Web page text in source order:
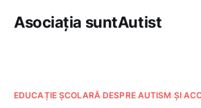
Asociația suntAutist
EDUCAȚIE ȘCOLARĂ DESPRE AUTISM ȘI